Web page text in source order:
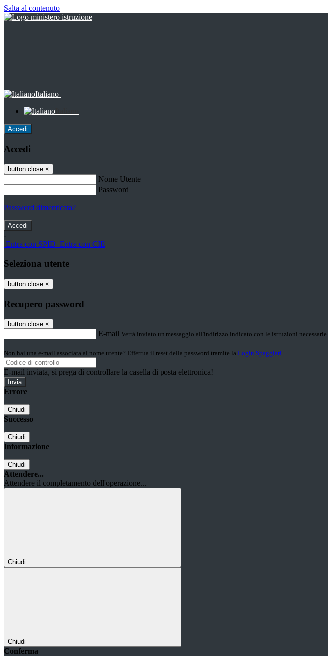
Salta al contenuto
Italiano
Accedi
Accedi
button close ×
Nome Utente
Password
Password dimenticata?
-
Entra con SPID Entra con CIE
Seleziona utente
button close ×
Recupero password
button close ×
E-mail Verrà inviato un messaggio all'indirizzo indicato con le istruzioni necessarie.
Non hai una e-mail associata al nome utente? Effettua il reset della password tramite la Login Spaggiari
E-mail inviata, si prega di controllare la casella di posta elettronica!
Errore
Chiudi
Successo
Chiudi
Informazione
Chiudi
Attendere...
Attendere il completamento dell'operazione...
Chiudi
Chiudi
Conferma